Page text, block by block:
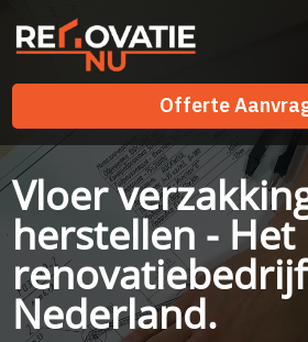
Offerte
Offerte
Vloer
herstellen - Het
Nederland.